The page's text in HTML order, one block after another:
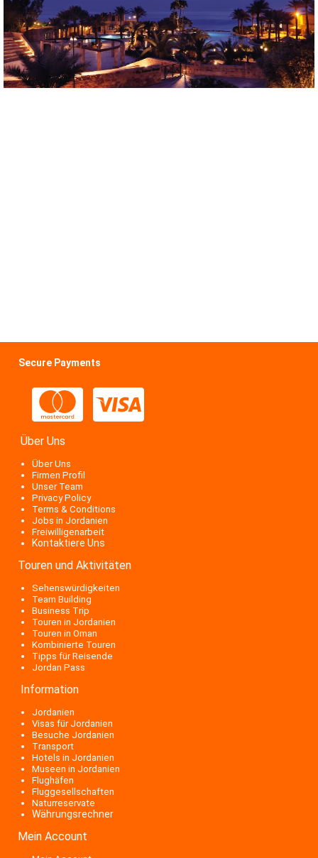
Secure Payments
Über Uns
Über Uns
Firmen Profil
Unser Team
Privacy Policy
Terms & Conditions
Jobs in Jordanien
Freiwilligenarbeit
Kontaktiere Uns
Touren und Aktivitäten
Sehenswürdigkeiten
Team Building
Business Trip
Touren in Jordanien
Touren in Oman
Kombinierte Touren
Tipps für Reisende
Jordan Pass
Information
Jordanien
Visas für Jordanien
Besuche Jordanien
Transport
Hotels in Jordanien
Museen in Jordanien
Flughäfen
Fluggesellschaften
Naturreservate
Währungsrechner
Mein Account